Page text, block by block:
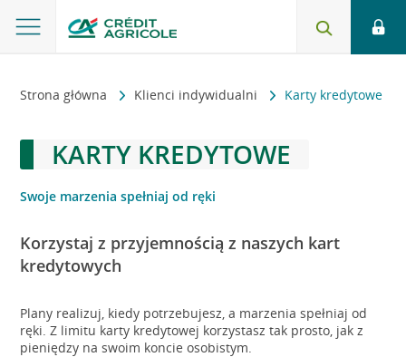
Strona główna Klienci indywidualni Karty kredytowe
KARTY KREDYTOWE
Swoje marzenia spełniaj od ręki
Korzystaj z przyjemnością z naszych kart
kredytowych
Plany realizuj, kiedy potrzebujesz, a marzenia spełniaj od
ręki. Z limitu karty kredytowej korzystasz tak prosto, jak z
pieniędzy na swoim koncie osobistym.